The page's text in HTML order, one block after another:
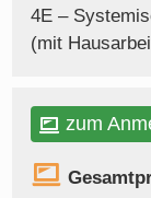
4E –
(mit
zum